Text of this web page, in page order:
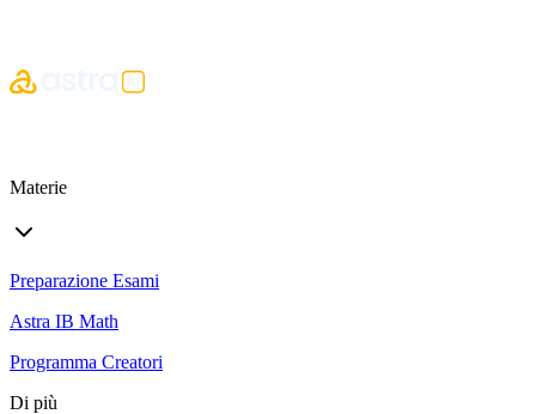
Materie
Preparazione Esami
Astra IB Math
Programma Creatori
Di più